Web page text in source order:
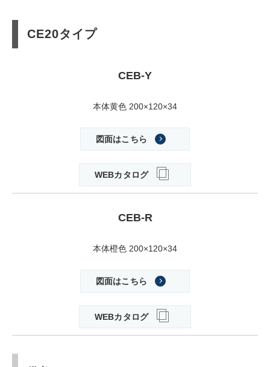
CE20タイプ
CEB-Y
本体黄色 200×120×34
図面はこちら
WEBカタログ
CEB-R
本体橙色 200×120×34
図面はこちら
WEBカタログ